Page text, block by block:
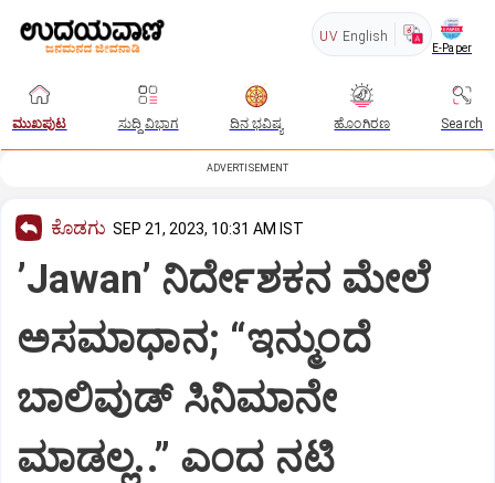
UV English
E-Paper
ಮುಖಪುಟ ಸುದ್ದಿ ವಿಭಾಗ ದಿನ ಭವಿಷ್ಯ ಹೊಂಗಿರಣ Search
ADVERTISEMENT
ಕೊಡಗು SEP 21, 2023, 10:31 AM IST
ʼJawanʼ ನಿರ್ದೇಶಕನ ಮೇಲೆ
ಅಸಮಾಧಾನ; “ಇನ್ಮುಂದೆ
ಬಾಲಿವುಡ್‌ ಸಿನಿಮಾನೇ
ಮಾಡಲ್ಲ..” ಎಂದ ನಟಿ